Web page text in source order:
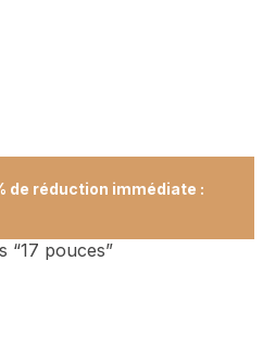
de réduction immédiate :
“17 pouces”